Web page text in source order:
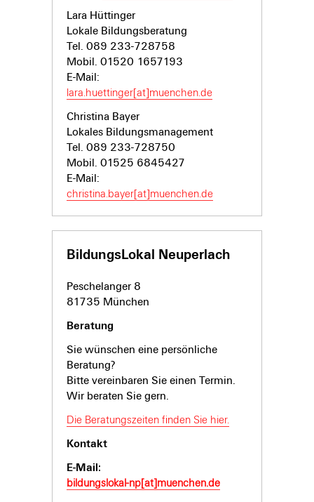
Lara Hüttinger
Lokale Bildungsberatung
Tel. 089 233-728758
Mobil. 01520 1657193
E-Mail:
lara.huettinger[at]muenchen.de
Christina Bayer
Lokales Bildungsmanagement
Tel. 089 233-728750
Mobil. 01525 6845427
E-Mail:
christina.bayer[at]muenchen.de
BildungsLokal Neuperlach
Peschelanger 8
81735 München
Beratung
Sie wünschen eine persönliche
Beratung?
Bitte vereinbaren Sie einen Termin.
Wir beraten Sie gern.
Die Beratungszeiten finden Sie hier.
Kontakt
E-Mail:
bildungslokal-np[at]muenchen.de